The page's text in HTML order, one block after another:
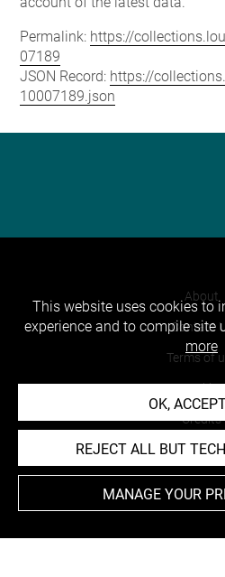
Permalink: https://
07189
JSON Record: https://
10007189.json
About
Contact
Terms of
Cookies
Credits
Accessibility :
This website uses cookies to
experience and to compile site
more
OK,
REJECT ALL BUT
MANAGE YOUR